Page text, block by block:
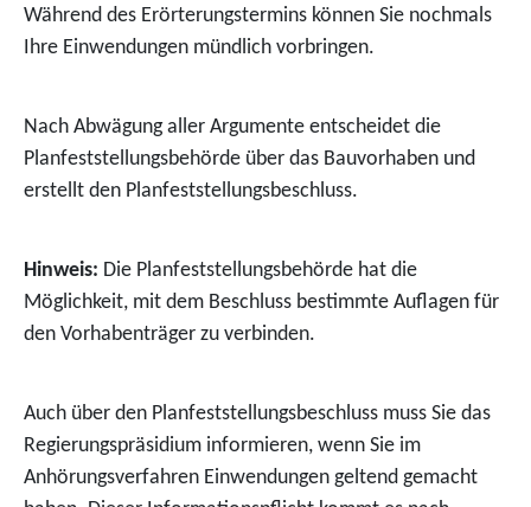
Während des Erörterungstermins können Sie nochmals
Ihre Einwendungen mündlich vorbringen.
Nach Abwägung aller Argumente entscheidet die
Planfeststellungsbehörde über das Bauvorhaben und
erstellt den Planfeststellungsbeschluss.
Hinweis: Die Planfeststellungsbehörde hat die
Möglichkeit, mit dem Beschluss bestimmte Auflagen für
den Vorhabenträger zu verbinden.
Auch über den Planfeststellungsbeschluss muss Sie das
Regierungspräsidium informieren, wenn Sie im
Anhörungsverfahren Einwendungen geltend gemacht